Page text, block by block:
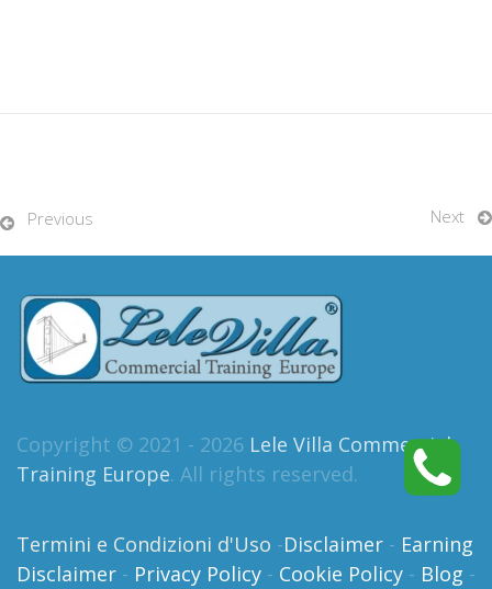
Previous Next
Copyright © 2021 - 2026 Lele Villa Commercial
Training Europe. All rights reserved.
Termini e Condizioni d'Uso -Disclaimer - Earning
Disclaimer - Privacy Policy - Cookie Policy - Blog -